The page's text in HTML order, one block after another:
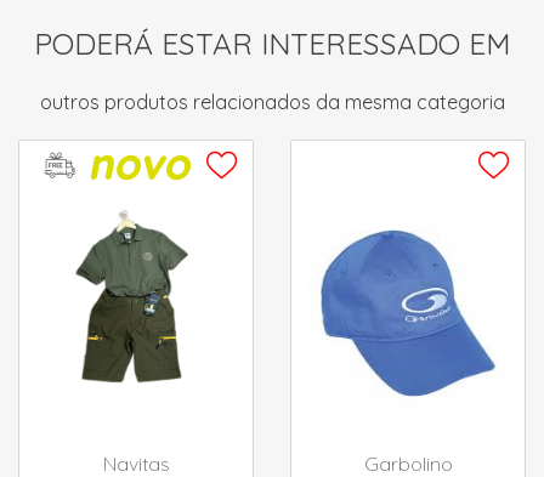
PODERÁ ESTAR INTERESSADO EM
outros produtos relacionados da mesma categoria
Navitas Garbolino